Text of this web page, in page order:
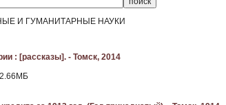
И ГУМАНИТАРНЫЕ НАУКИ
: [рассказы]. - Томск, 2014